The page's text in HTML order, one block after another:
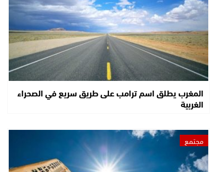
المغرب يطلق اسم ترامب على طريق سريع في الصحراء
الغربية
مجتمع